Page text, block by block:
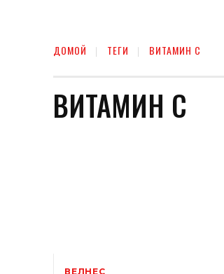
ДОМОЙ ТЕГИ ВИТАМИН C
ВИТАМИН C
ВЕЛНЕС